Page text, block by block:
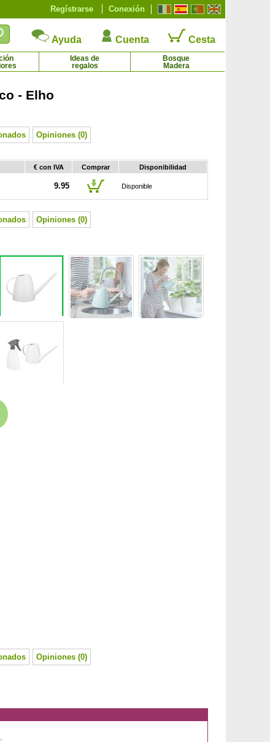
Conexión
Regístrarse
Ayuda Cuenta Cesta
Ideas de
regalos
Bosque
Madera
- Elho
Opiniones (0)
€ con IVA Comprar Disponibilidad
9.95 Disponible
Opiniones (0)
Opiniones (0)